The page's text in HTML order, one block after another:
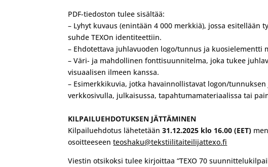
PDF-tiedoston tulee sisältää:
– Lyhyt kuvaus (enintään 4 000 merkkiä), jossa esitellään
suhde TEXOn identiteettiin.
– Ehdotettava juhlavuoden logo/tunnus ja kuosielementti
– Väri- ja mahdollinen fonttisuunnitelma, joka tukee
visuaalisen ilmeen kanssa.
– Esimerkkikuvia, jotka havainnollistavat logon/
verkkosivulla, julkaisussa, tapahtumamateriaalissa tai
KILPAILUEHDOTUKSEN JÄTTÄMINEN
Kilpailuehdotus lähetetään31.12.2025 klo 16.00 (EET)
osoitteeseenteoshaku@tekstiilitaiteilijattexo.fi
Viestin otsikoksi tulee kirjoittaa “TEXO 70